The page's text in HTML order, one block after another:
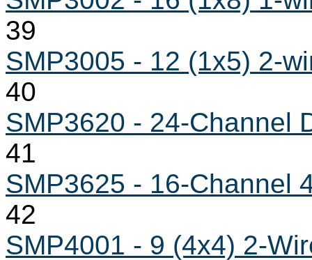
39
SMP3005 - 12 (1x5) 2-
40
SMP3620 - 24-Channel
41
SMP3625 - 16-Channel
42
SMP4001 - 9 (4x4) 2-